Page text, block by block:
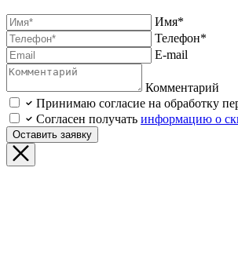
Имя*
Телефон*
E-mail
Комментарий
Принимаю согласие на обработку
Согласен получать информацию о
Оставить заявку